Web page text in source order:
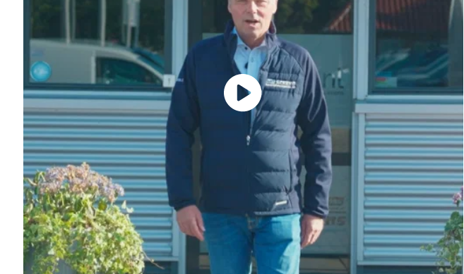
Speel video af: Video bedrijf